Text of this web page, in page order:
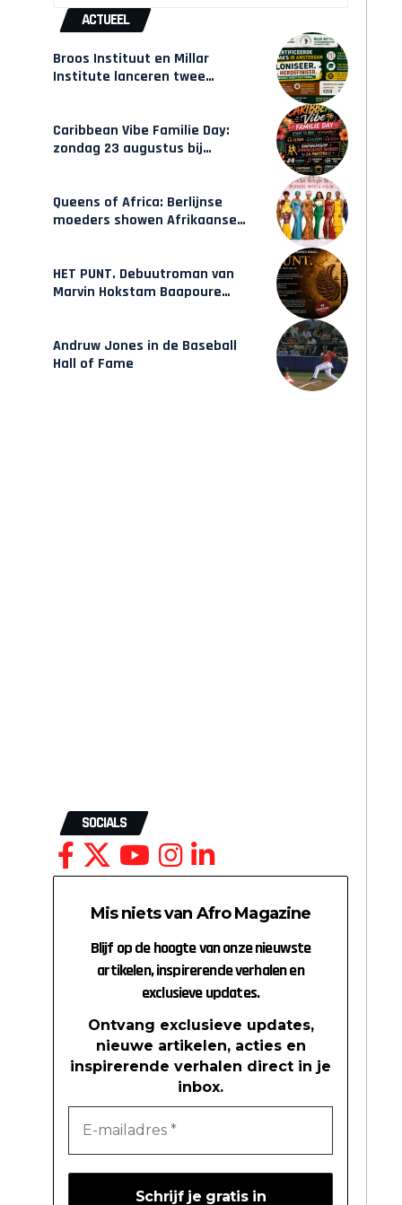
ACTUEEL
Broos Instituut en Millar
Institute lanceren twee
Caribbean Vibe Familie Day:
zondag 23 augustus bij
Queens of Africa: Berlijnse
moeders showen Afrikaanse
HET PUNT. Debuutroman van
Marvin Hokstam Baapoure
Andruw Jones in de Baseball
Hall of Fame
SOCIALS
Mis niets van Afro Magazine
Blijf op de hoogte van onze nieuwste
artikelen, inspirerende verhalen en
exclusieve updates.
Ontvang exclusieve updates,
nieuwe artikelen, acties en
inspirerende verhalen direct in je
inbox.